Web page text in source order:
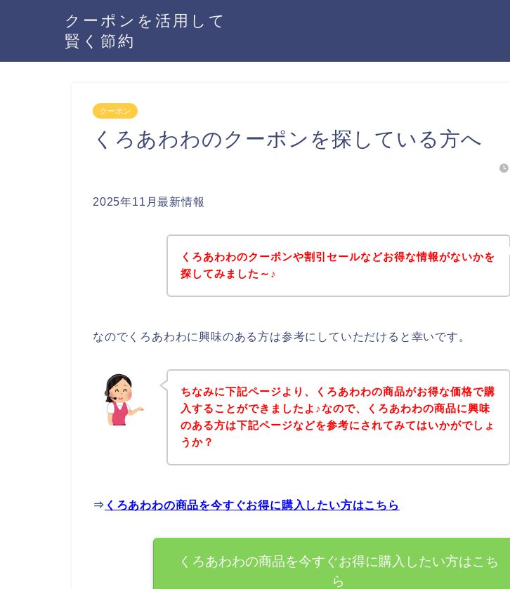
クーポンを活用して
賢く節約
クーポン
くろあわわのクーポンを探している方へ
2025年11月最新情報
くろあわわのクーポンや割引セールなどお得な情報がないかを
探してみました～♪
なのでくろあわわに興味のある方は参考にしていただけると幸いです。
ちなみに下記ページより、くろあわわの商品がお得な価格で購
入することができましたよ♪なので、くろあわわの商品に興味
のある方は下記ページなどを参考にされてみてはいかがでしょ
うか？
⇒ くろあわわの商品を今すぐお得に購入したい方はこちら
くろあわわの商品を今すぐお得に購入したい方はこち
ら